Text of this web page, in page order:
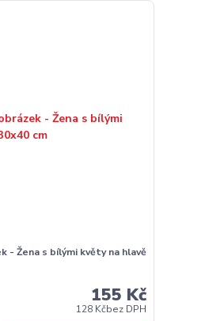
- Žena s bílými květy na hlavě
155 Kč
128 Kčbez DPH